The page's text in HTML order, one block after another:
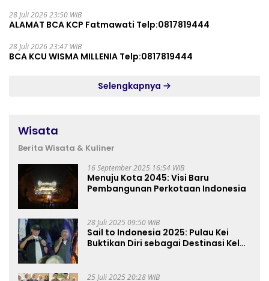
28 Juli 2026 23:50 WIB
ALAMAT BCA KCP Fatmawati Telp:0817819444
28 Juli 2026 23:47 WIB
BCA KCU WISMA MILLENIA Telp:0817819444
Selengkapnya
Wisata
Berita Wisata & Kuliner
16 September 2025 16:54 WIB
Menuju Kota 2045: Visi Baru
Pembangunan Perkotaan Indonesia
28 Juli 2025 09:50 WIB
Sail to Indonesia 2025: Pulau Kei
Buktikan Diri sebagai Destinasi Kelas
25 Juli 2025 20:28 WIB